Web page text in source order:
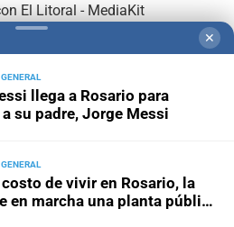
El Litoral - MediaKit
con:
✕
llega a Rosario para
su padre, Jorge Messi
de vivir en Rosario, la
en marcha una planta pública